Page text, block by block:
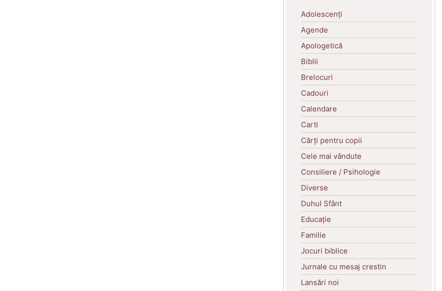
Adolescenți
Agende
Apologetică
Biblii
Brelocuri
Cadouri
Calendare
Carti
Cărți pentru copii
Cele mai vândute
Consiliere / Psihologie
Diverse
Duhul Sfânt
Educație
Familie
Jocuri biblice
Jurnale cu mesaj crestin
Lansări noi